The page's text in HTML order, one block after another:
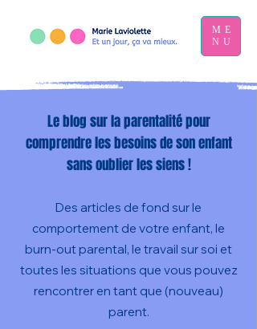
ME
NU
Le blog sur la parentalité pour
comprendre les besoins de son enfant
sans oublier les siens !
Des articles de fond sur le
comportement de votre enfant, le
burn-out parental, le travail sur soi et
toutes les situations que vous pouvez
rencontrer en tant que (nouveau)
parent.